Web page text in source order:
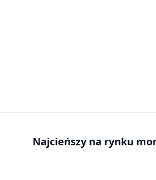
Najcieńszy na rynku